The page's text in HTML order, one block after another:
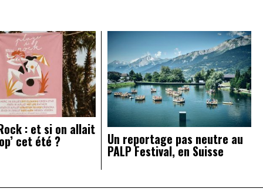
: et si on allait
cet été ? Un reportage pas neutre au
PALP Festival, en Suisse